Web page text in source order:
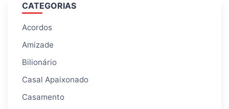
CATEGORIAS
Acordos
Amizade
Bilionário
Casal Apaixonado
Casamento